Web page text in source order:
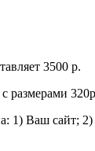
3500 р.
размерами
1) Ваш сайт;